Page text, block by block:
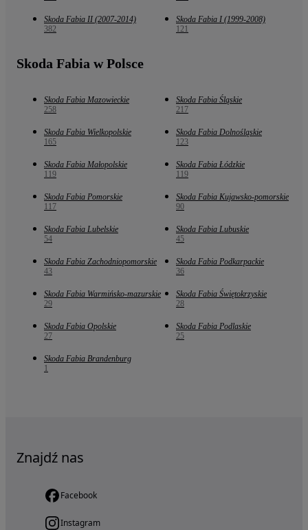
Skoda Fabia II (2007-2014)
382
Skoda Fabia I (1999-2008)
121
Skoda Fabia w Polsce
Skoda Fabia Mazowieckie
258
Skoda Fabia Śląskie
217
Skoda Fabia Wielkopolskie
165
Skoda Fabia Dolnośląskie
123
Skoda Fabia Małopolskie
119
Skoda Fabia Łódzkie
119
Skoda Fabia Pomorskie
117
Skoda Fabia Kujawsko-pomorskie
90
Skoda Fabia Lubelskie
54
Skoda Fabia Lubuskie
45
Skoda Fabia Zachodniopomorskie
43
Skoda Fabia Podkarpackie
36
Skoda Fabia Warmińsko-mazurskie
29
Skoda Fabia Świętokrzyskie
28
Skoda Fabia Opolskie
27
Skoda Fabia Podlaskie
25
Skoda Fabia Brandenburg
1
Znajdź nas
Facebook
Instagram